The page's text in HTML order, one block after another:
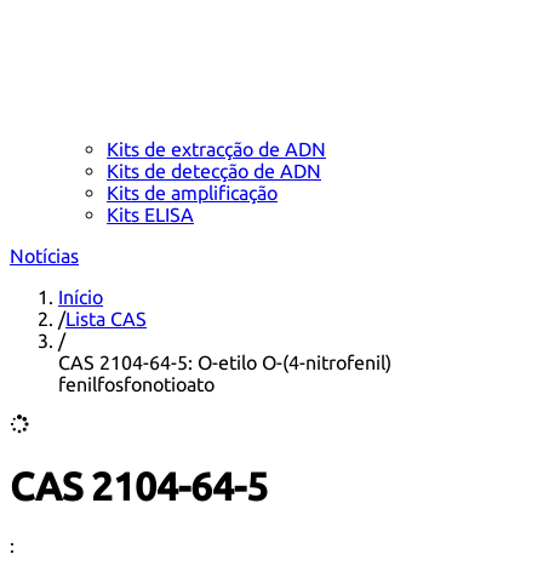
Kits de extracção de ADN
Kits de detecção de ADN
Kits de amplificação
Kits ELISA
Notícias
Início
/Lista CAS
/
CAS 2104-64-5: O-etilo O-(4-nitrofenil)
fenilfosfonotioato
CAS 2104-64-5
: